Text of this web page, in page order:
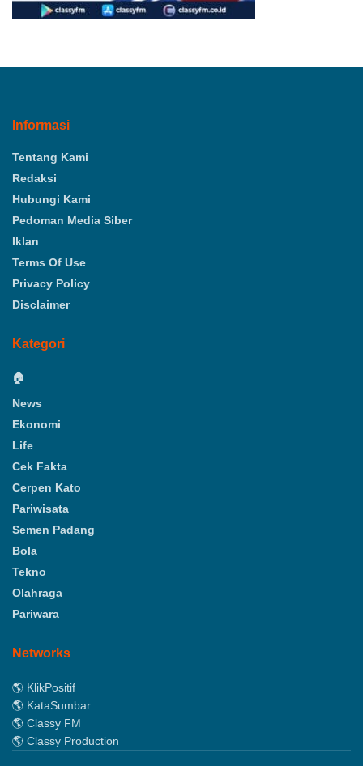
Informasi
Tentang Kami
Redaksi
Hubungi Kami
Pedoman Media Siber
Iklan
Terms Of Use
Privacy Policy
Disclaimer
Kategori
🏠
News
Ekonomi
Life
Cek Fakta
Cerpen Kato
Pariwisata
Semen Padang
Bola
Tekno
Olahraga
Pariwara
Networks
🌎 KlikPositif
🌎 KataSumbar
🌎 Classy FM
🌎 Classy Production